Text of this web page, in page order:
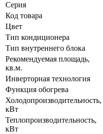
Серия
Код товара
Цвет
Тип кондиционера
Тип внутреннего блока
Рекомендуемая площадь,
кв.м.
Инверторная технология
Функция обогрева
Холодопроизводительность,
кВт
Теплопроизводительность,
кВт